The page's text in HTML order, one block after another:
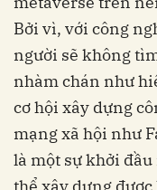
Bởi vì, với công
người sẽ không
nhàm chán như
cơ hội xây dựng
mạng xã hội như
là một sự khởi
thể xây dựng